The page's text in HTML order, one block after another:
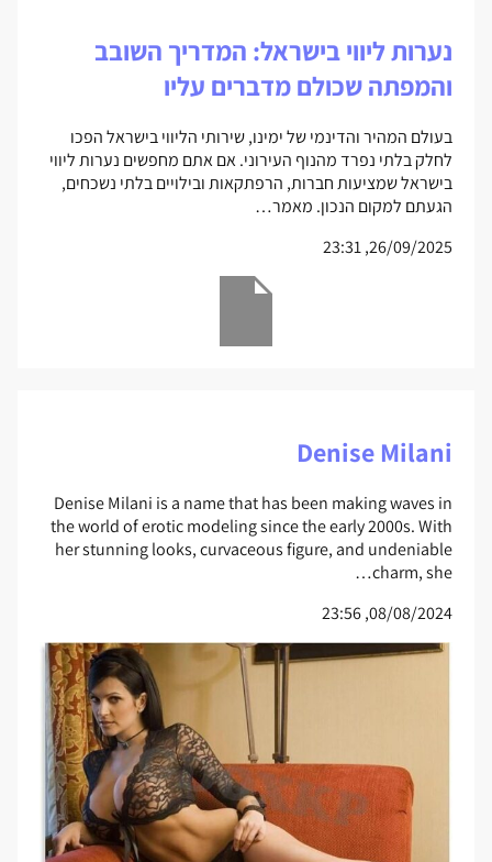
נערות ליווי בישראל: המדריך השובב
והמפתה שכולם מדברים עליו
בעולם המהיר והדינמי של ימינו, שירותי הליווי בישראל הפכו
לחלק בלתי נפרד מהנוף העירוני. אם אתם מחפשים נערות ליווי
בישראל שמציעות חברות, הרפתקאות ובילויים בלתי נשכחים,
הגעתם למקום הנכון. מאמר…
26/09/2025, 23:31
Denise Milani
Denise Milani is a name that has been making waves in
the world of erotic modeling since the early 2000s. With
her stunning looks, curvaceous figure, and undeniable
charm, she…
08/08/2024, 23:56